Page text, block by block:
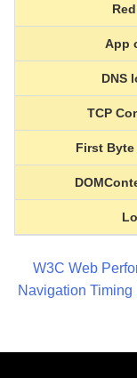
App
DNS
TCP
First
W3C Web
Navigation Timing